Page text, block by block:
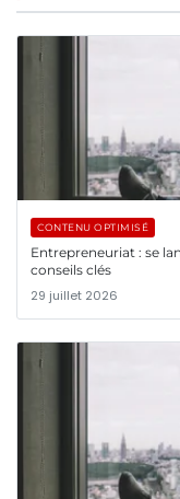
CONTENU OPTIMISÉ
Entrepreneuriat : se
conseils clés
29 juillet 2026